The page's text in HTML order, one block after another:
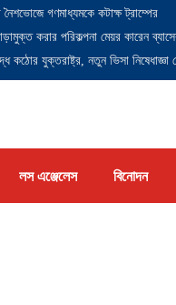
নৈশভোজে গণমাধ্যমকে কটাক্ষ ট্রাম্পের
করার পরিকল্পনা মেয়র কারেন
কঠোর যুক্তরাষ্ট্র, নতুন ভিসা নিষেধাজ্ঞা
লস এঞ্জেলেস বিনোদন